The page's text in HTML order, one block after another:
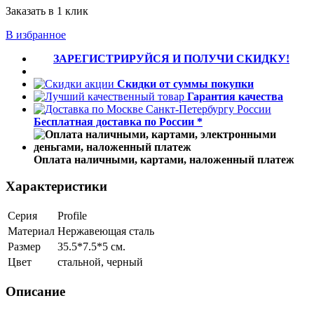
Заказать в 1 клик
В избранное
ЗАРЕГИСТРИРУЙСЯ И ПОЛУЧИ СКИДКУ!
Скидки от суммы покупки
Гарантия качества
Бесплатная доставка по России *
Оплата наличными, картами, наложенный платеж
Характеристики
Серия
Profile
Материал Нержавеющая сталь
Размер
35.5*7.5*5 см.
Цвет
стальной, черный
Описание